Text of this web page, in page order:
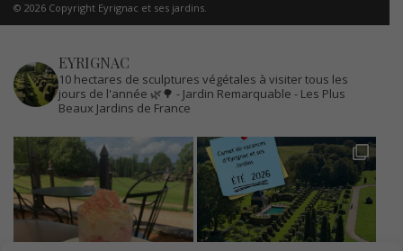
© 2026 Copyright Eyrignac et ses jardins.
EYRIGNAC
10 hectares de sculptures végétales à visiter tous les
jours de l'année 🌿🌳 - Jardin Remarquable - Les Plus
Beaux Jardins de France